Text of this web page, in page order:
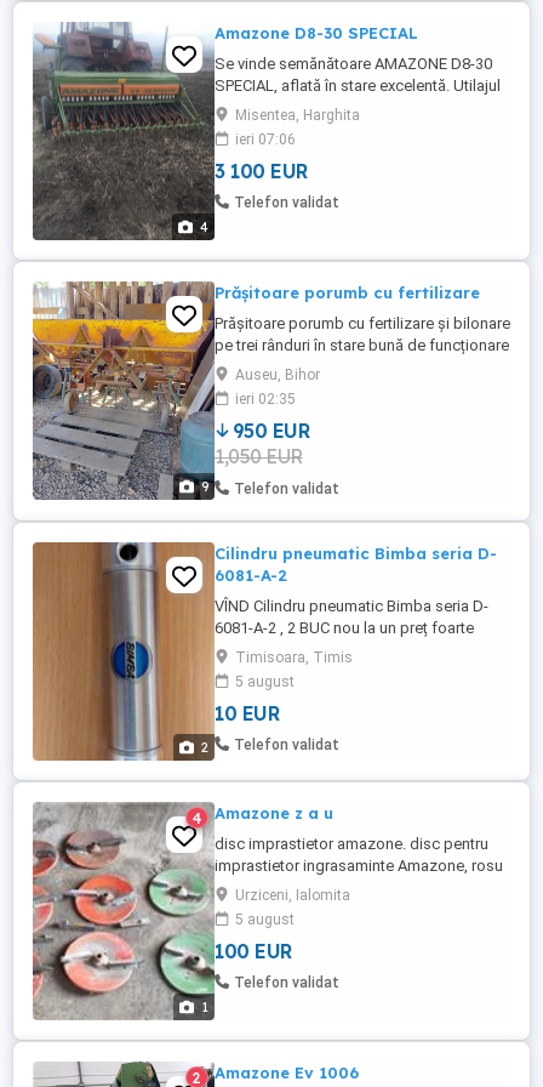
4
Amazone D8-30 SPECIAL
Se vinde semănătoare AMAZONE D8-30
SPECIAL, aflată în stare excelentă. Utilajul
este însoțit de tabelul de semănat și este
echipat cu marcator automat de urme.
Pentru informații sunați la: .
Misentea, Harghita
ieri 07:06
3 100 EUR
Telefon validat
9
Prășitoare porumb cu fertilizare
Prășitoare porumb cu fertilizare și bilonare
pe trei rânduri în stare bună de funcționare
mai multe detalii la telefon.
Auseu, Bihor
ieri 02:35
950 EUR
1,050 EUR
Telefon validat
2
Cilindru pneumatic Bimba seria D-
6081-A-2
VÎND Cilindru pneumatic Bimba seria D-
6081-A-2 , 2 BUC nou la un preț foarte
avantajos . Timisoara tel . .
Timisoara, Timis
5 august
10 EUR
Telefon validat
1
4 Amazone z a u
disc imprastietor amazone. disc pentru
imprastietor ingrasaminte Amazone, rosu
12 metri, 100 euro bucata, parc utilaje
agricole Urziceni Ialomita
Urziceni, Ialomita
5 august
100 EUR
Telefon validat
2 Amazone Ev 1006